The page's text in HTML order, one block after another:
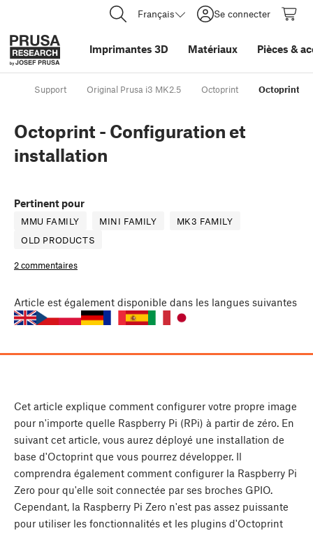
Français Se connecter
Imprimantes 3D Matériaux Pièces &
Support Original Prusa i3 MK2.5 Octoprint Octoprint -
Octoprint - Configuration et
installation
Pertinent pour
MMU FAMILY MINI FAMILY
MK3 FAMILY
OLD PRODUCTS
2 commentaires
Article est également disponible dans les langues suivantes
Cet article explique comment configurer votre propre image
pour n'importe quelle Raspberry Pi (RPi) à partir de zéro. En
suivant cet article, vous aurez déployé une installation de
base d'Octoprint que vous pourrez développer. Il
comprendra également comment configurer la Raspberry Pi
Zero pour qu'elle soit connectée par ses broches GPIO.
Cependant, la Raspberry Pi Zero n'est pas assez puissante
pour utiliser les fonctionnalités et les plugins d'Octoprint